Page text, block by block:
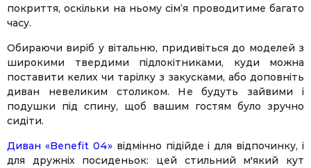
покриття, оскільки на ньому сім’я проводитиме багато
часу.
Обираючи виріб у вітальню, придивіться до моделей з
широкими твердими підлокітниками, куди можна
поставити келих чи тарілку з закусками, або доповніть
диван невеликим столиком. Не будуть зайвими і
подушки під спину, щоб вашим гостям було зручно
сидіти.
Диван «Benefit 04»відмінно підійде і для відпочинку, і
для дружніх посиденьок: цей стильний м'який кут